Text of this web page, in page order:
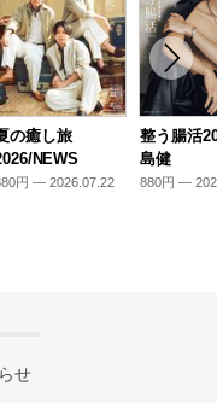
の癒し旅
NEWS
円 — 2026.07.22
整う腸活
島健
880円 —
せ